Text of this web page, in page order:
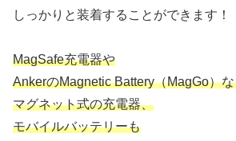
しっかりと装着することができます！
MagSafe充電器や
AnkerのMagnetic Battery（MagGo）
マグネット式の充電器、
モバイルバッテリーも